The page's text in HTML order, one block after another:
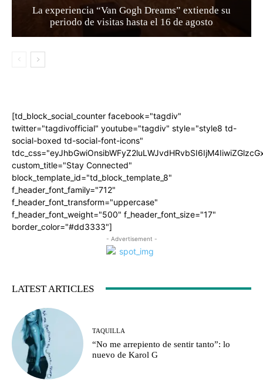
La experiencia “Van Gogh Dreams” extiende su
periodo de visitas hasta el 16 de agosto
[td_block_social_counter facebook="tagdiv"
twitter="tagdivofficial" youtube="tagdiv" style="style8 td-
social-boxed td-social-font-icons"
custom_title="Stay Connected"
block_template_id="td_block_template_8"
f_header_font_family="712"
f_header_font_transform="uppercase"
f_header_font_weight="500" f_header_font_size="17"
border_color="#dd3333"]
- Advertisement -
LATEST ARTICLES
TAQUILLA
“No me arrepiento de sentir tanto”: lo
nuevo de Karol G